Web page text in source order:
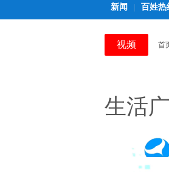
新闻 百姓热
视频 首
生活